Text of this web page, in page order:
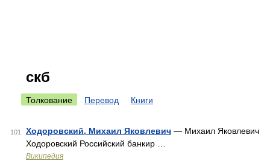
скб
Толкование Перевод Книги
101 Ходоровский, Михаил Яковлевич — Михаил Яковлевич
Ходоровский Российский банкир …
Википедия